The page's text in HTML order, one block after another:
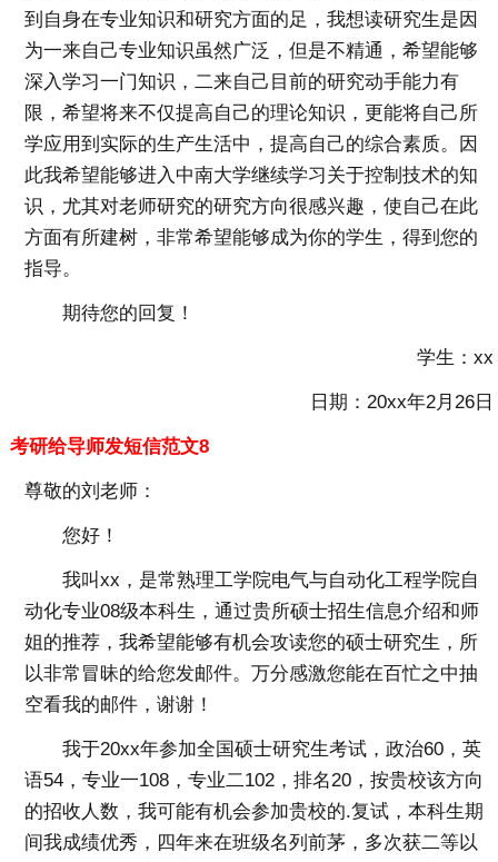
到自身在专业知识和研究方面的足，我想读研究生是因
为一来自己专业知识虽然广泛，但是不精通，希望能够
深入学习一门知识，二来自己目前的研究动手能力有
限，希望将来不仅提高自己的理论知识，更能将自己所
学应用到实际的生产生活中，提高自己的综合素质。因
此我希望能够进入中南大学继续学习关于控制技术的知
识，尤其对老师研究的研究方向很感兴趣，使自己在此
方面有所建树，非常希望能够成为你的学生，得到您的
指导。
期待您的回复！
学生：xx
日期：20xx年2月26日
考研给导师发短信范文8
尊敬的刘老师：
您好！
我叫xx，是常熟理工学院电气与自动化工程学院自
动化专业08级本科生，通过贵所硕士招生信息介绍和师
姐的推荐，我希望能够有机会攻读您的硕士研究生，所
以非常冒昧的给您发邮件。万分感激您能在百忙之中抽
空看我的邮件，谢谢！
我于20xx年参加全国硕士研究生考试，政治60，英
语54，专业一108，专业二102，排名20，按贵校该方向
的招收人数，我可能有机会参加贵校的.复试，本科生期
间我成绩优秀，四年来在班级名列前茅，多次获二等以